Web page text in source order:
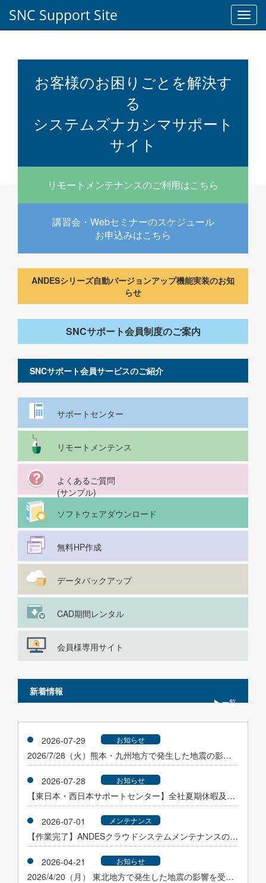
SNC Support Site
お客様のお困りごとを解決す
る
システムズナカシマサポート
サイト
リモートメンテナンスのご利用はこちら
講習会・Webセミナーのスケジュール
お申込みはこちら
ANDESシリーズ自動バージョンアップ機能実装のお知
らせ
SNCサポート会員制度のご案内
SNCサポート会員サービスのご紹介
サポートセンター
リモートメンテンス
よくあるご質問
(サンプル)
ソフトウェアダウンロード
無料HP作成
データバックアップ
CAD期間レンタル
会員様専用サイト
新着情報
▶ 一覧
2026-07-29 お知らせ
2026/7/28（火）熊本・九州地方で発生した地震の影響を受けられたANDESユーザ様へ
2026-07-28 お知らせ
【東日本・西日本サポートセンター】全社夏期休暇及び社内研修に伴うサポートセンター休業のご案内
2026-07-01 メンテナンス
【作業完了】ANDESクラウドシステムメンテナンスのお知らせ（2026年7月1日（水曜日）AM0時00分～）
2026-04-21 お知らせ
2026/4/20（月） 東北地方で発生した地震の影響を受けられたANDESユーザ様へ